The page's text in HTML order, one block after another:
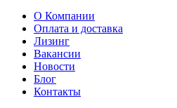
О Компании
Оплата и доставка
Лизинг
Вакансии
Новости
Блог
Контакты